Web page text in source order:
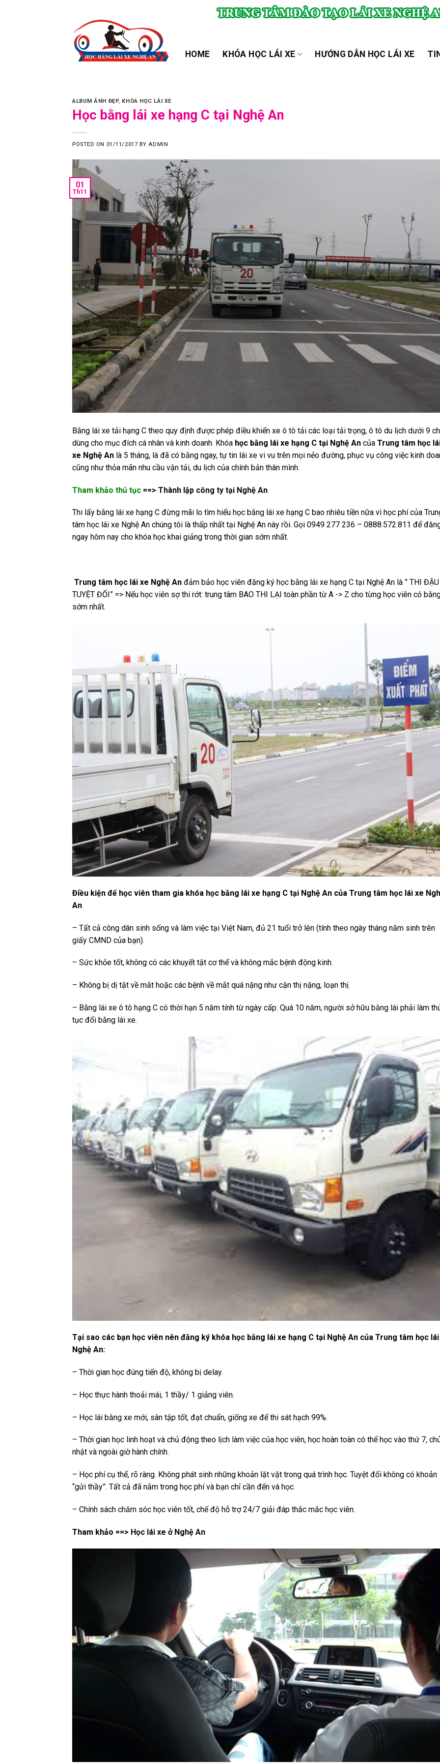
HOME KHÓA HỌC LÁI XE HƯỚNG DẪN HỌC LÁI XE
ALBUM ẢNH ĐẸP, KHÓA HỌC LÁI XE
Học bằng lái xe hạng C tại Nghệ An
POSTED ON 01/11/2017 BY ADMIN
01
Th11
Bằng lái xe tải hạng C theo quy định được phép điều khiển xe ô tô tải các loại tải trọng, ô tô du lịch dưới 9
dùng cho mục đích cá nhân và kinh doanh. Khóa học bằng lái xe hạng C tại Nghệ An của Trung tâm học
xe Nghệ An là 5 tháng, là đã có bằng ngay, tự tin lái xe vi vu trên mọi nẻo đường, phục vụ công việc kinh
cũng như thỏa mãn nhu cầu vận tải, du lịch của chính bản thân mình.
Tham khảo thủ tục ==> Thành lập công ty tại Nghệ An
Thi lấy bằng lái xe hạng C đừng mãi lo tìm hiểu học bằng lái xe hạng C bao nhiêu tiền nữa vì học phí của
tâm học lái xe Nghệ An chúng tôi là thấp nhất tại Nghệ An này rồi. Gọi 0949 277 236 – 0888.572.811 để
ngay hôm nay cho khóa học khai giảng trong thời gian sớm nhất.
Trung tâm học lái xe Nghệ An đảm bảo học viên đăng ký học bằng lái xe hạng C tại Nghệ An là ” THI ĐẬU
TUYỆT ĐỐI” => Nếu học viên sợ thi rớt: trung tâm BAO THI LẠI toàn phần từ A -> Z cho từng học viên có
sớm nhất.
Điều kiện để học viên tham gia khóa học bằng lái xe hạng C tại Nghệ An của Trung tâm học lái xe
An
– Tất cả công dân sinh sống và làm việc tại Việt Nam, đủ 21 tuổi trở lên (tính theo ngày tháng năm sinh trên
giấy CMND của bạn).
– Sức khỏe tốt, không có các khuyết tật cơ thể và không mắc bệnh động kinh.
– Không bị dị tật về mắt hoặc các bệnh về mắt quá nặng như cận thị nặng, loạn thị.
– Bằng lái xe ô tô hạng C có thời hạn 5 năm tính từ ngày cấp. Quá 10 năm, người sở hữu bằng lái phải làm
tục đổi bằng lái xe.
Tại sao các bạn học viên nên đăng ký khóa học bằng lái xe hạng C tại Nghệ An của Trung tâm học
Nghệ An:
– Thời gian học đúng tiến độ, không bị delay.
– Học thực hành thoải mái, 1 thầy/ 1 giảng viên.
– Học lái bằng xe mới, sân tập tốt, đạt chuẩn, giống xe để thi sát hạch 99%.
– Thời gian học linh hoạt và chủ động theo lịch làm việc của học viên, học hoàn toàn có thể học vào thứ 7,
nhật và ngoài giờ hành chính.
– Học phí cụ thể, rõ ràng. Không phát sinh những khoản lặt vặt trong quá trình học. Tuyệt đối không có khoản
“gửi thầy”. Tất cả đã nằm trong học phí và bạn chỉ cần đến và học.
– Chính sách chăm sóc học viên tốt, chế độ hỗ trợ 24/7 giải đáp thắc mắc học viên.
Tham khảo ==> Học lái xe ở Nghệ An